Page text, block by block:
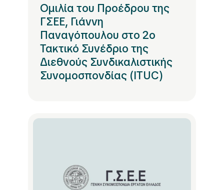
Ομιλία του Προέδρου της
ΓΣΕΕ, Γιάννη
Παναγόπουλου στο 2ο
Τακτικό Συνέδριο της
Διεθνούς Συνδικαλιστικής
Συνομοσπονδίας (ITUC)